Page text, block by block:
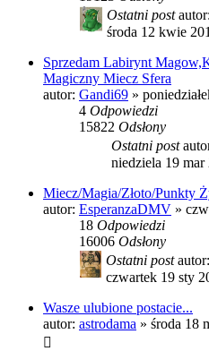
Ostatni postautor:
środa 12 kwie
Sprzedam Labirynt
Magiczny Miecz Sfera
autor: Gandi69 »
4 Odpowiedzi
15822 Odsłony
Ostatni post
niedziela 19
Miecz/Magia/Złoto/Punkty
autor: EsperanzaDMV »
18 Odpowiedzi
16006 Odsłony
Ostatni postautor:
czwartek 19 sty
Wasze ulubione postacie...
autor: astrodama » środa 18